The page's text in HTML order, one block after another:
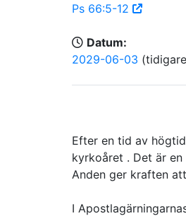
Ps 66:5-12
Datum:
2029-06-03
Efter en tid av
kyrkoåret . Det är
Anden ger kraften
I